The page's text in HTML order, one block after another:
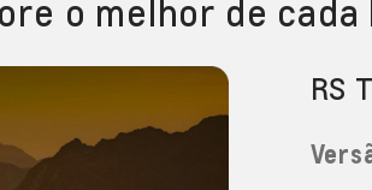
o melhor de cada
RS